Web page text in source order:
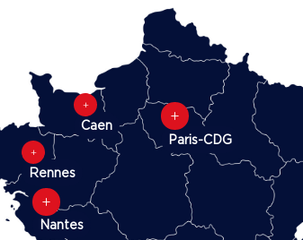
Caen
L
Rennes
L
Nantes
L
Paris-CDG
L